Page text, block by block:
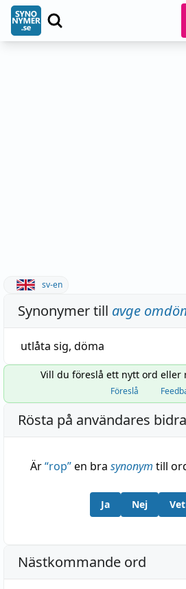
sv-en
Synonymer till avge
utlåta sig, döma
Vill du föreslå ett nytt ord eller
Föreslå
Rösta på användares
Är“rop”en bra synonym till
Ja Nej
Nästkommande ord